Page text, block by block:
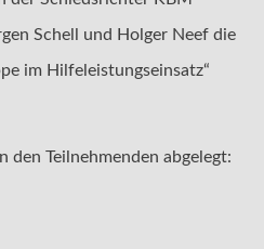
Schell und Holger Neef die
im Hilfeleistungseinsatz“
den Teilnehmenden abgelegt: